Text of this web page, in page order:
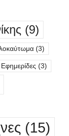
(9)
(3)
Εφημερίδες (3)
(15)